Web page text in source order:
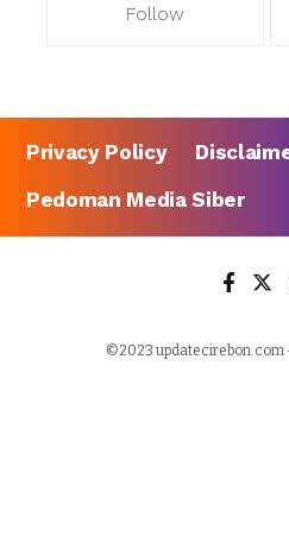
Follow
Privacy Policy
Pedoman Media Siber
©2023 updatecirebon.com